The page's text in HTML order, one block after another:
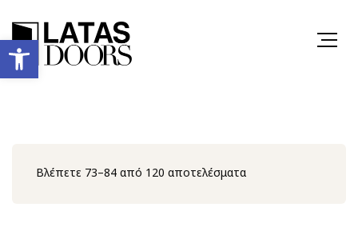
Ανοίξτε τη γραμμή εργαλείων
Βλέπετε 73–84 από 120 αποτελέσματα